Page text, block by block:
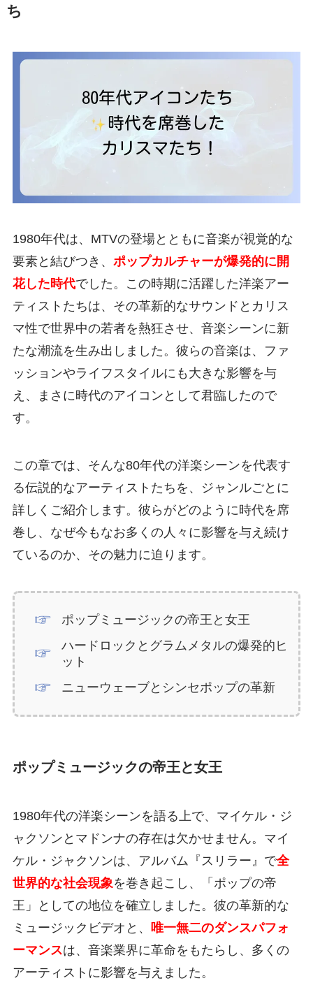
ち
1980年代は、MTVの登場とともに音楽が視覚的な
要素と結びつき、 ポップカルチャーが爆発的に開
花した時代でした。この時期に活躍した洋楽アー
ティストたちは、その革新的なサウンドとカリス
マ性で世界中の若者を熱狂させ、音楽シーンに新
たな潮流を生み出しました。彼らの音楽は、ファ
ッションやライフスタイルにも大きな影響を与
え、まさに時代のアイコンとして君臨したので
す。
この章では、そんな80年代の洋楽シーンを代表す
る伝説的なアーティストたちを、ジャンルごとに
詳しくご紹介します。彼らがどのように時代を席
巻し、なぜ今もなお多くの人々に影響を与え続け
ているのか、その魅力に迫ります。
ポップミュージックの帝王と女王
ハードロックとグラムメタルの爆発的ヒ
ット
ニューウェーブとシンセポップの革新
ポップミュージックの帝王と女王
1980年代の洋楽シーンを語る上で、マイケル・ジ
ャクソンとマドンナの存在は欠かせません。マイ
ケル・ジャクソンは、アルバム『スリラー』で全
世界的な社会現象 を巻き起こし、「ポップの帝
王」としての地位を確立しました。彼の革新的な
ミュージックビデオと、
唯一無二のダンスパフォ
ーマンスは、音楽業界に革命をもたらし、多くの
アーティストに影響を与えました。